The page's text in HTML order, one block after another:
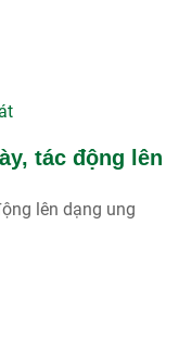
tác động lên
lên dạng ung